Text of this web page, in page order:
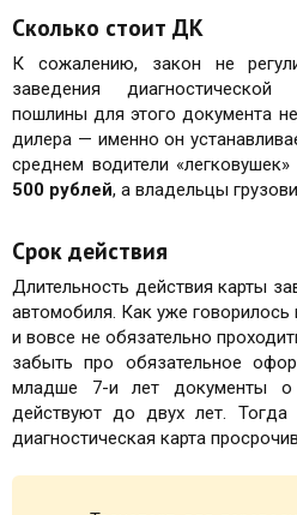
Сколько стоит ДК
К сожалению, закон не
заведения диагностической
пошлины для этого документа
дилера — именно он
среднем водители
500 рублей, а владельцы
Срок действия
Длительность действия карты
автомобиля. Как уже
и вовсе не обязательно
забыть про обязательное
младше 7-и лет документы
действуют до двух лет.
диагностическая карта